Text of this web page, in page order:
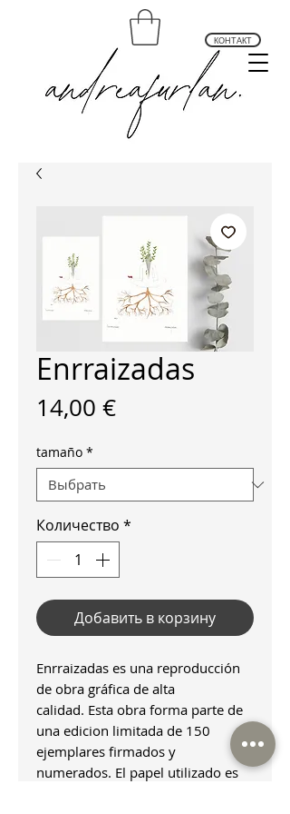
КОНТАКТ
andrea furlan arte profundo
Enrraizadas
14,00 €Цена
tamaño *
Количество *
Добавить в корзину
Enrraizadas es una reproducción
de obra gráfica de alta
calidad. Esta obra forma parte de
una edicion limitada de 150
ejemplares firmados y
numerados. El papel utilizado es